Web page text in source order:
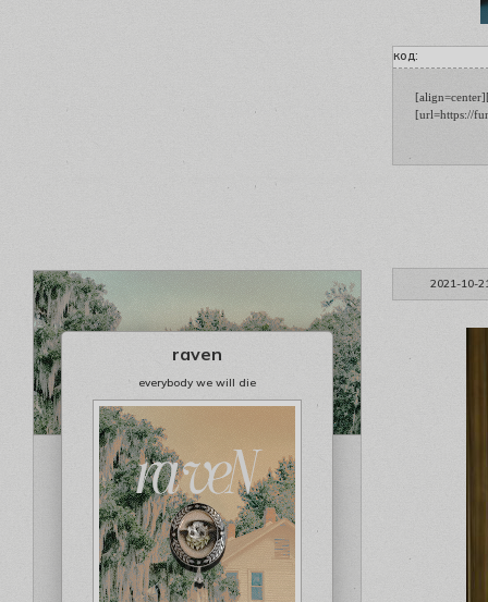
код:
[url=https://
2021-10-
raven
everybody we will die